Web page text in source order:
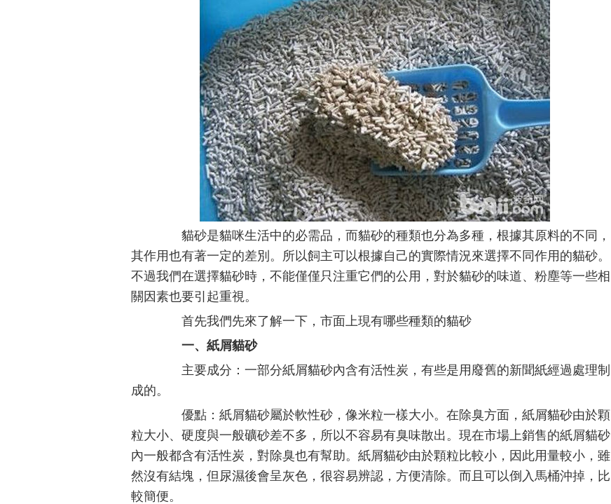
貓砂是貓咪生活中的必需品，而貓砂的種類也分為多種，根據其原料的不同，
其作用也有著一定的差別。所以飼主可以根據自己的實際情況來選擇不同作用的貓砂。
不過我們在選擇貓砂時，不能僅僅只注重它們的公用，對於貓砂的味道、粉塵等一些相
關因素也要引起重視。
首先我們先來了解一下，市面上現有哪些種類的貓砂
一、紙屑貓砂
主要成分：一部分紙屑貓砂內含有活性炭，有些是用廢舊的新聞紙經過處理制
成的。
優點：紙屑貓砂屬於軟性砂，像米粒一樣大小。在除臭方面，紙屑貓砂由於顆
粒大小、硬度與一般礦砂差不多，所以不容易有臭味散出。現在市場上銷售的紙屑貓砂
內一般都含有活性炭，對除臭也有幫助。紙屑貓砂由於顆粒比較小，因此用量較小，雖
然沒有結塊，但尿濕後會呈灰色，很容易辨認，方便清除。而且可以倒入馬桶沖掉，比
較簡便。